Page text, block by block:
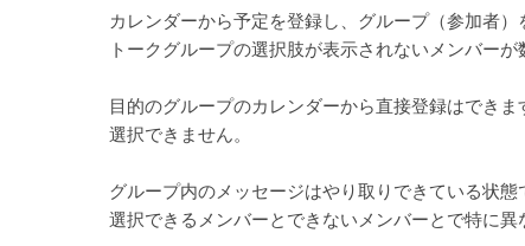
カレンダーから予定を登録し、グループ（参加者）
トークグループの選択肢が表示されないメンバーが
目的のグループのカレンダーから直接登録はでき
選択できません。
グループ内のメッセージはやり取りできている状態
選択できるメンバーとできないメンバーとで特に異